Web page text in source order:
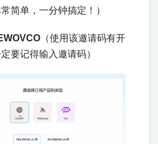
简单，一分钟搞定！）
（使用该邀请码有开
要记得输入邀请码）